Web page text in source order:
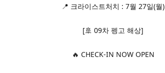
📍 크라이스트처치 : 7월 27일(월)
[🚢 09차 펭고 해상]
🔥 CHECK-IN NOW OPEN